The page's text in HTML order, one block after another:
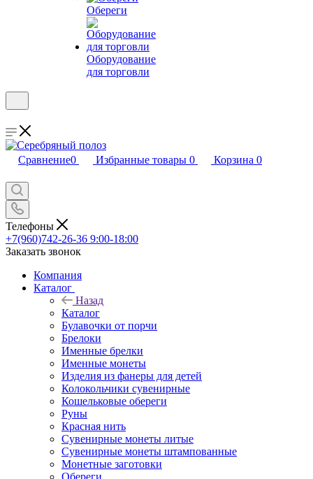
Обереги
Оборудование
для торговли
Сравнение0 Избранные товары 0 Корзина 0
Телефоны
+7(960)742-26-36 9:00-18:00
Заказать звонок
Компания
Каталог
Назад
Каталог
Булавочки от порчи
Брелоки
Именные брелки
Именные монеты
Изделия из фанеры для детей
Колокольчики сувенирные
Кошельковые обереги
Руны
Красная нить
Сувенирные монеты литые
Сувенирные монеты штампованные
Монетные заготовки
Обереги